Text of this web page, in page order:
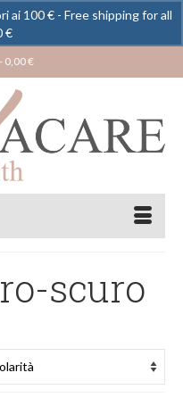
- 0,00€
scuro
ai 100 € - Free shipping for all
€